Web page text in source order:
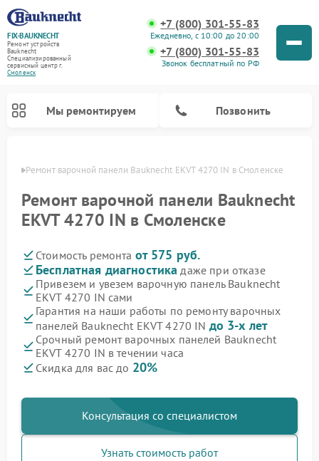
FIX-BAUKNECHT
Ремонт устройств
Bauknecht
Специализированный
cервисный центр г.
Смоленск
+7 (800) 301-55-83
Ежедневно, с 10:00 до 20:00
+7 (800) 301-55-83
Звонок бесплатный по РФ
Мы ремонтируем Позвонить
Ремонт варочной панели Bauknecht EKVT 4270 IN в Смоленске
Ремонт варочной панели Bauknecht
EKVT 4270 IN в Смоленске
Стоимость ремонта от 575 руб.
Бесплатная диагностика даже при отказе
Привезем и увезем варочную панель Bauknecht
EKVT 4270 IN сами
Гарантия на наши работы по ремонту варочных
панелей Bauknecht EKVT 4270 IN до 3-х лет
Срочный ремонт варочных панелей Bauknecht
EKVT 4270 IN в течении часа
Скидка для вас до 20%
Консультация со специалистом
Узнать стоимость работ